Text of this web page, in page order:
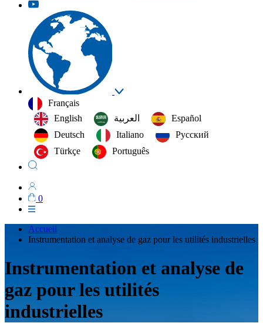
Français
English
العربية‏
Español
Deutsch
Italiano
Русский
Türkçe
Português
0
Accueil
Instrumentation et analyse de gaz pour les utilités industrielles
Instrumentation et analyse de
gaz pour les utilités
industrielles